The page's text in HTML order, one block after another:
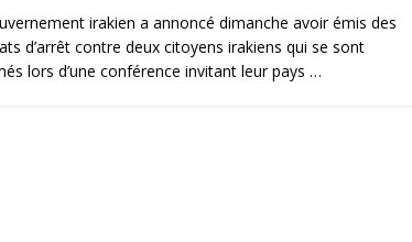
irakien a annoncé dimanche avoir émis des
d’arrêt contre deux citoyens irakiens qui se sont
lors d’une conférence invitant leur pays …